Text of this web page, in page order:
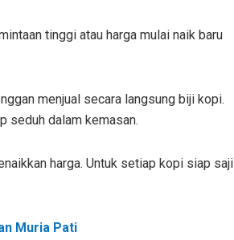
tinggi atau harga mulai naik baru
menjual secara langsung biji kopi.
seduh dalam kemasan.
harga. Untuk setiap kopi siap saji
Muria Pati